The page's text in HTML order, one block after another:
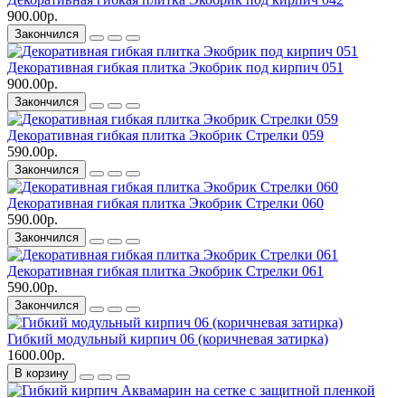
900.00р.
Закончился
Декоративная гибкая плитка Экобрик под кирпич 051
900.00р.
Закончился
Декоративная гибкая плитка Экобрик Стрелки 059
590.00р.
Закончился
Декоративная гибкая плитка Экобрик Стрелки 060
590.00р.
Закончился
Декоративная гибкая плитка Экобрик Стрелки 061
590.00р.
Закончился
Гибкий модульный кирпич 06 (коричневая затирка)
1600.00р.
В корзину